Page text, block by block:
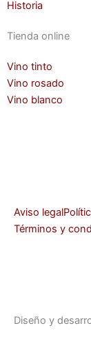
k
s
Historia
Tienda online
Vino tinto
Vino rosado
Vino blanco
Aviso legal
Términos y
Diseño y